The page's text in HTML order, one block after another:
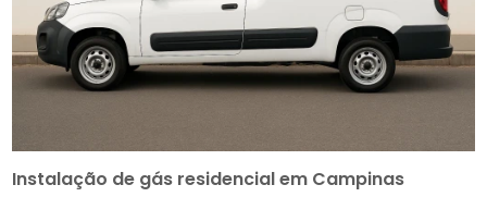
Instalação de gás residencial em Campinas